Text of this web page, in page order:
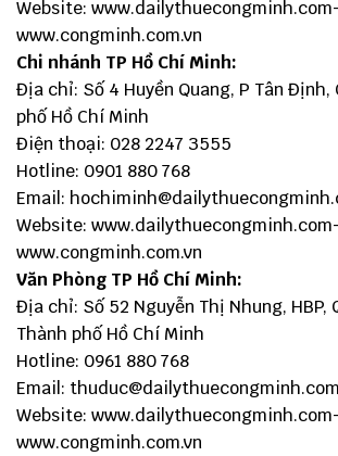
Website: www.dailythuecongminh.com
www.congminh.com.vn
Chi nhánh TP Hồ Chí Minh:
Địa chỉ: Số 4 Huyền Quang, P Tân Định,
phố Hồ Chí Minh
Điện thoại: 028 2247 3555
Hotline: 0901 880 768
Email:
Website: www.dailythuecongminh.com
www.congminh.com.vn
Văn Phòng TP Hồ Chí Minh:
Địa chỉ: Số 52 Nguyễn Thị Nhung, HBP,
Thành phố Hồ Chí Minh
Hotline: 0961 880 768
Email: thuduc@dailythuecongminh.com
Website: www.dailythuecongminh.com
www.congminh.com.vn